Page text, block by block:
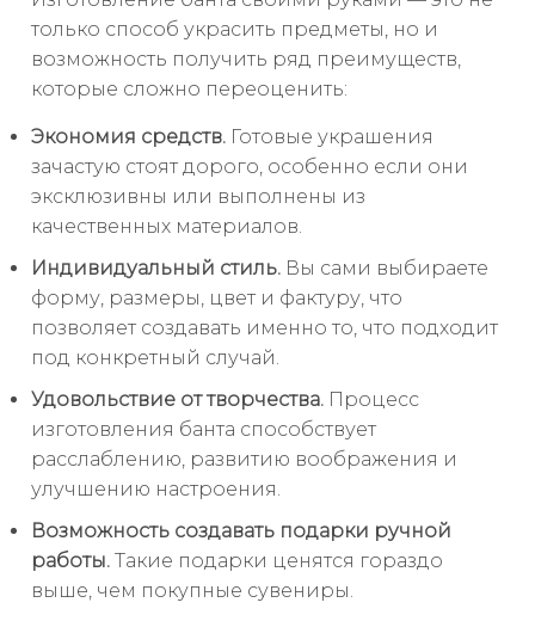
только способ украсить предметы, но и
возможность получить ряд преимуществ,
которые сложно переоценить:
Экономия средств. Готовые украшения
зачастую стоят дорого, особенно если они
эксклюзивны или выполнены из
качественных материалов.
Индивидуальный стиль. Вы сами выбираете
форму, размеры, цвет и фактуру, что
позволяет создавать именно то, что подходит
под конкретный случай.
Удовольствие от творчества. Процесс
изготовления банта способствует
расслаблению, развитию воображения и
улучшению настроения.
Возможность создавать подарки ручной
работы. Такие подарки ценятся гораздо
выше, чем покупные сувениры.